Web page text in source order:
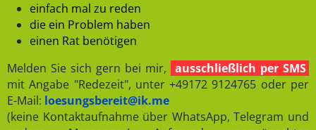
einfach mal zu reden
die ein Problem haben
einen Rat benötigen
Melden Sie sich gern bei mir, ausschließlich per SMS
mit Angabe "Redezeit", unter +49172 9124765 oder per
E-Mail: loesungsbereit@ik.me
(keine Kontaktaufnahme über WhatsApp, Telegram und